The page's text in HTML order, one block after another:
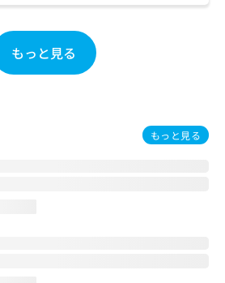
もっと見る
もっと見る